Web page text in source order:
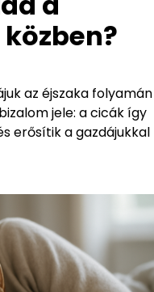
az éjszaka folyamán
jele: a cicák így
erősítik a gazdájukkal